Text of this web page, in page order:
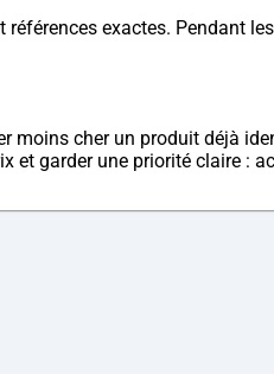
exactes. Pendant
moins cher un produit déjà
et garder une priorité claire :